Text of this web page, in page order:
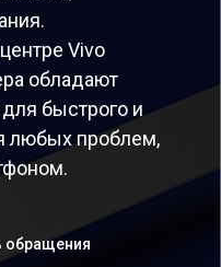
Vivo
обладают
быстрого и
любых проблем,
обращения